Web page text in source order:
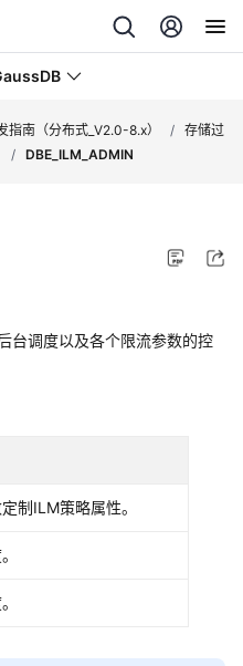
指南（分布式_V2.0-8.x） / 存储过
/ DBE_ILM_ADMIN
台调度以及各个限流参数的控
制ILM策略属性。